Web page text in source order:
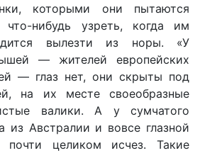
которыми они пытаются
что-нибудь узреть, когда им
вылезти из норы. «У
— жителей европейских
— глаз нет, они скрыты под
на их месте своеобразные
валики. А у сумчатого
из Австралии и вовсе глазной
почти целиком исчез. Такие